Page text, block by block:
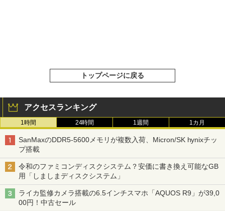
トップページに戻る
アクセスランキング
1時間 24時間 1週間 1カ月
SanMaxのDDR5-5600メモリが複数入荷、Micron/SK hynixチッ
プ搭載
令和のファミコンディスクシステム？安価に書き換え可能なGB
用「しましまディスクシステム」
ライカ監修カメラ搭載の6.5インチスマホ「AQUOS R9」が39,0
00円！中古セール